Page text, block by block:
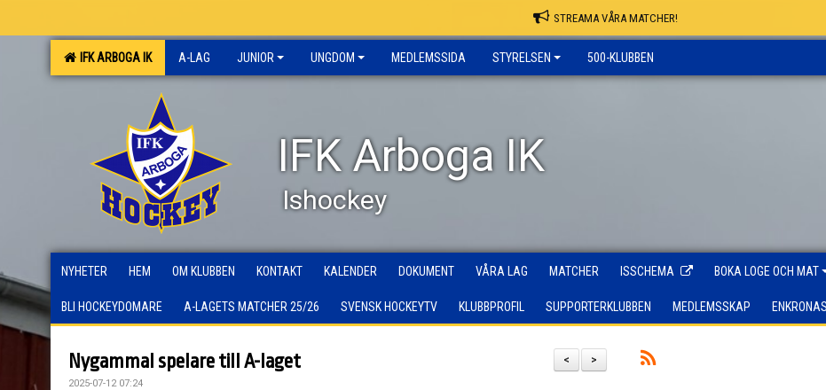
STREAMA VÅRA MATCHER!
IFK ARBOGA IK A-LAG JUNIOR UNGDOM MEDLEMSSIDA STYRELSEN 500-KLUBBEN
IFK Arboga IK
Ishockey
NYHETER HEM OM KLUBBEN KONTAKT KALENDER DOKUMENT VÅRA LAG MATCHER ISSCHEMA BOKA LOGE OCH MAT
BLI HOCKEYDOMARE A-LAGETS MATCHER 25/26 SVENSK HOCKEYTV KLUBBPROFIL SUPPORTERKLUBBEN MEDLEMSSKAP
>
<
Nygammal spelare till A-laget
2025-07-12 07:24